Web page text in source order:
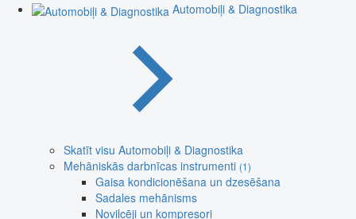
Automobiļi & Diagnostika
Skatīt visu Automobiļi & Diagnostika
Mehāniskās darbnīcas instrumenti (1)
Gaisa kondicionēšana un dzesēšana
Sadales mehānisms
Novilcēji un kompresori